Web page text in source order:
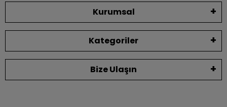
Kurumsal
Kategoriler
Bize Ulaşın